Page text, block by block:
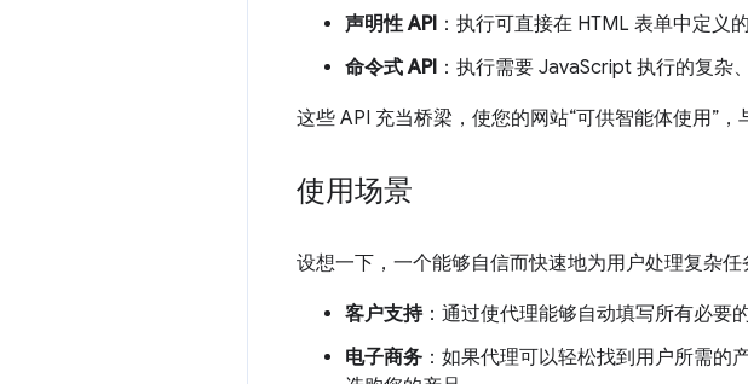
声明性 API ：执行可直接在 HTML 表单中定义
命令式 API ：执行需要 JavaScript 执行的复杂
这些 API 充当桥梁，使您的网站“可供智能体使用”
使用场景
设想一下，一个能够自信而快速地为用户处理复杂任
客户支持：通过使代理能够自动填写所有必要
电子商务 ：如果代理可以轻松找到用户所需